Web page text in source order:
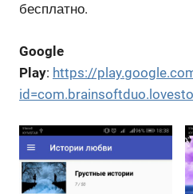
бесплатно.
Google
Play: https://